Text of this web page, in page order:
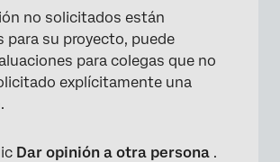
no solicitados están
para su proyecto, puede
para colegas que no
explícitamente una
Dar opinión a otra persona .